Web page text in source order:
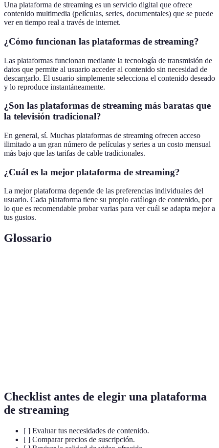
Una plataforma de streaming es un servicio digital que ofrece
contenido multimedia (películas, series, documentales) que se puede
ver en tiempo real a través de internet.
¿Cómo funcionan las plataformas de streaming?
Las plataformas funcionan mediante la tecnología de transmisión de
datos que permite al usuario acceder al contenido sin necesidad de
descargarlo. El usuario simplemente selecciona el contenido deseado
y lo reproduce instantáneamente.
¿Son las plataformas de streaming más baratas que
la televisión tradicional?
En general, sí. Muchas plataformas de streaming ofrecen acceso
ilimitado a un gran número de películas y series a un costo mensual
más bajo que las tarifas de cable tradicionales.
¿Cuál es la mejor plataforma de streaming?
La mejor plataforma depende de las preferencias individuales del
usuario. Cada plataforma tiene su propio catálogo de contenido, por
lo que es recomendable probar varias para ver cuál se adapta mejor a
tus gustos.
Glossario
Checklist antes de elegir una plataforma
de streaming
[ ] Evaluar tus necesidades de contenido.
[ ] Comparar precios de suscripción.